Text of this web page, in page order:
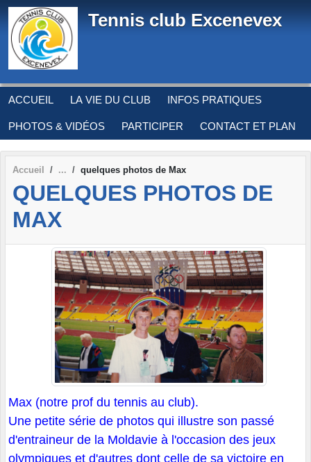
Tennis club Excenevex
ACCUEIL LA VIE DU CLUB INFOS PRATIQUES
PHOTOS & VIDÉOS PARTICIPER CONTACT ET PLAN
Accueil quelques photos de Max
QUELQUES PHOTOS DE
MAX
Max (notre prof du tennis au club).
Une petite série de photos qui illustre son passé
d'entraineur de la Moldavie à l'occasion des jeux
olympiques et d'autres dont celle de sa victoire en
Panneau de gestion des cookies